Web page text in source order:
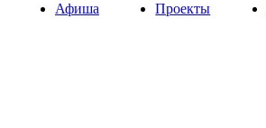
Афиша Проекты